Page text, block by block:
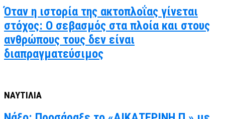
Όταν η ιστορία της ακτοπλοΐας γίνεται
στόχος: Ο σεβασμός στα πλοία και στους
ανθρώπους τους δεν είναι
διαπραγματεύσιμος
ΝΑΥΤΙΛΙΑ